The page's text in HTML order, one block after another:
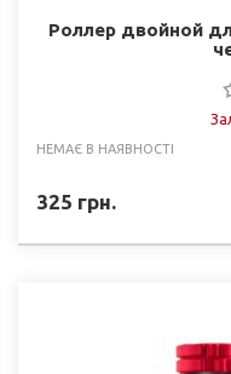
Роллер двойной
НЕМАЄ В НАЯВНОСТІ
325 грн.